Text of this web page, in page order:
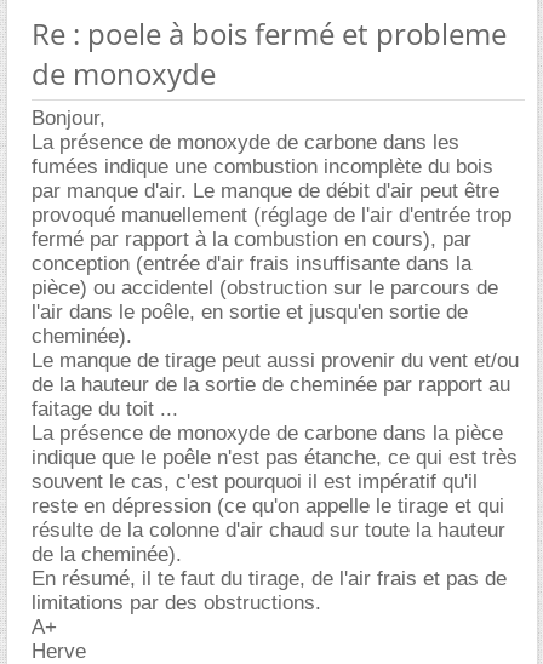
Re : poele à bois fermé et probleme
de monoxyde
Bonjour,
La présence de monoxyde de carbone dans les
fumées indique une combustion incomplète du bois
par manque d'air. Le manque de débit d'air peut être
provoqué manuellement (réglage de l'air d'entrée trop
fermé par rapport à la combustion en cours), par
conception (entrée d'air frais insuffisante dans la
pièce) ou accidentel (obstruction sur le parcours de
l'air dans le poêle, en sortie et jusqu'en sortie de
cheminée).
Le manque de tirage peut aussi provenir du vent et/ou
de la hauteur de la sortie de cheminée par rapport au
faitage du toit ...
La présence de monoxyde de carbone dans la pièce
indique que le poêle n'est pas étanche, ce qui est très
souvent le cas, c'est pourquoi il est impératif qu'il
reste en dépression (ce qu'on appelle le tirage et qui
résulte de la colonne d'air chaud sur toute la hauteur
de la cheminée).
En résumé, il te faut du tirage, de l'air frais et pas de
limitations par des obstructions.
A+
Herve